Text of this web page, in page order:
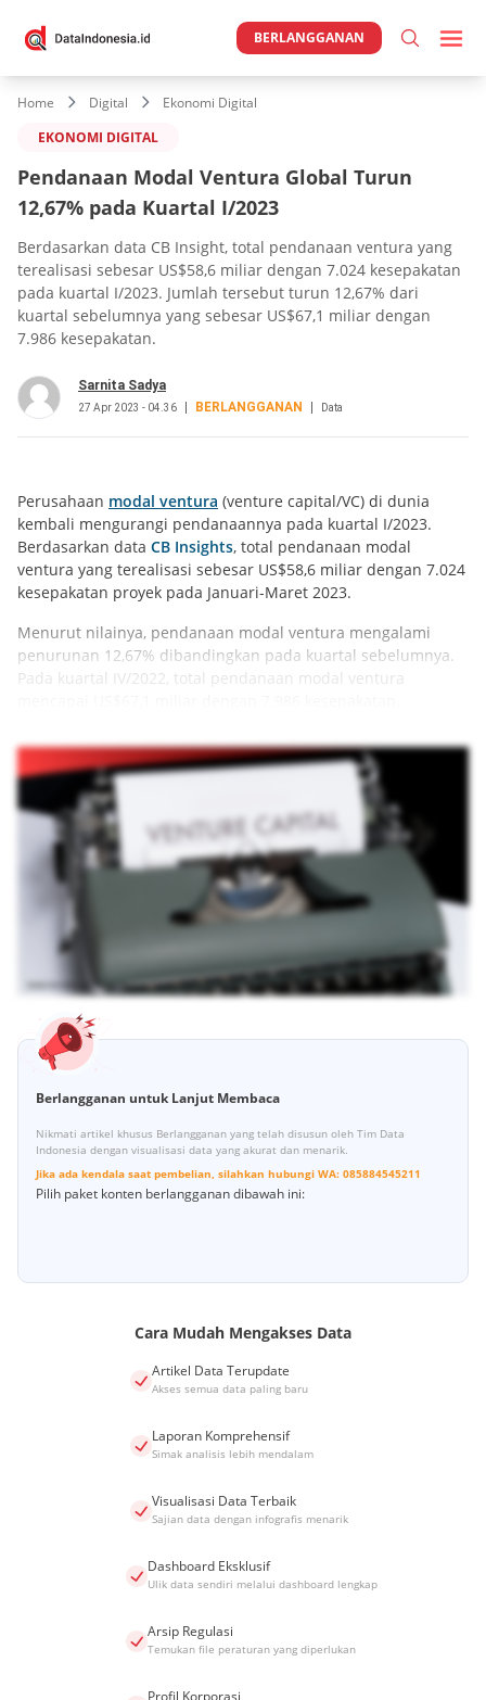
BERLANGGANAN
Home Digital
Ekonomi Digital
EKONOMI DIGITAL
Pendanaan Modal Ventura Global Turun
12,67% pada Kuartal I/2023
Berdasarkan data CB Insight, total pendanaan ventura yang
terealisasi sebesar US$58,6 miliar dengan 7.024 kesepakatan
pada kuartal I/2023. Jumlah tersebut turun 12,67% dari
kuartal sebelumnya yang sebesar US$67,1 miliar dengan
7.986 kesepakatan.
Sarnita Sadya
27 Apr 2023 - 04.36 BERLANGGANAN Data
Perusahaan modal ventura (venture capital/VC) di dunia
kembali mengurangi pendanaannya pada kuartal I/2023.
Berdasarkan data CB Insights, total pendanaan modal
ventura yang terealisasi sebesar US$58,6 miliar dengan 7.024
kesepakatan proyek pada Januari-Maret 2023.
Menurut nilainya, pendanaan modal ventura mengalami
penurunan 12,67% dibandingkan pada kuartal sebelumnya.
Pada kuartal IV/2022, total pendanaan modal ventura
Berlangganan untuk Lanjut Membaca
Nikmati artikel khusus Berlangganan yang telah disusun oleh Tim Data
Indonesia dengan visualisasi data yang akurat dan menarik.
Jika ada kendala saat pembelian, silahkan hubungi WA: 085884545211
Pilih paket konten berlangganan dibawah ini:
Cara Mudah Mengakses Data
Artikel Data Terupdate
Akses semua data paling baru
Laporan Komprehensif
Simak analisis lebih mendalam
Visualisasi Data Terbaik
Sajian data dengan infografis menarik
Dashboard Eksklusif
Ulik data sendiri melalui dashboard lengkap
Arsip Regulasi
Temukan file peraturan yang diperlukan